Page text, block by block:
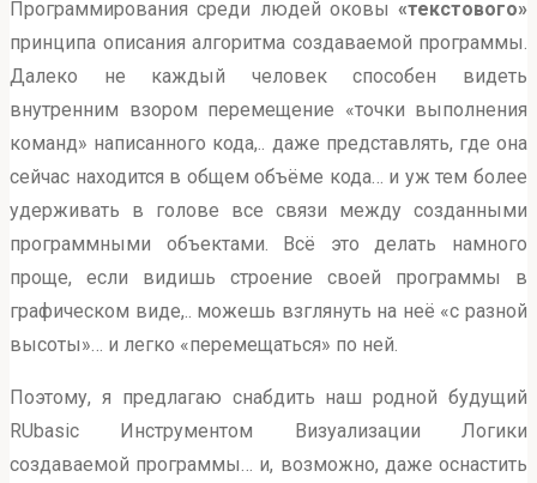
Программирования среди людей оковы «текстового»
принципа описания алгоритма создаваемой программы.
Далеко не каждый человек способен видеть
внутренним взором перемещение «точки выполнения
команд» написанного кода,.. даже представлять, где она
сейчас находится в общем объёме кода… и уж тем более
удерживать в голове все связи между созданными
программными объектами. Всё это делать намного
проще, если видишь строение своей программы в
графическом виде,.. можешь взглянуть на неё «с разной
высоты»… и легко «перемещаться» по ней.
Поэтому, я предлагаю снабдить наш родной будущий
RUbasic Инструментом Визуализации Логики
создаваемой программы… и, возможно, даже оснастить